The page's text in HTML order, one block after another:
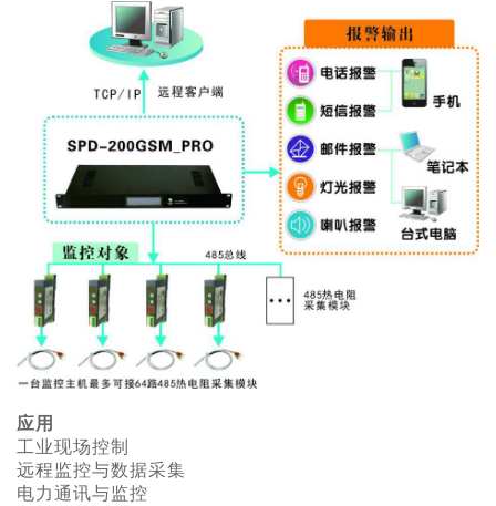
应用
工业现场控制
远程监控与数据采集
电力通讯与监控